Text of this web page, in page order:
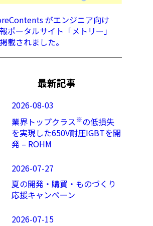
がエンジニア向け
ポータルサイト「メトリー」
載されました。
最新記事
2026-08-03
業界トップクラス※の低損失
を実現した650V耐圧IGBTを開
発 – ROHM
2026-07-27
夏の開発・購買・ものづくり
応援キャンペーン
2026-07-15